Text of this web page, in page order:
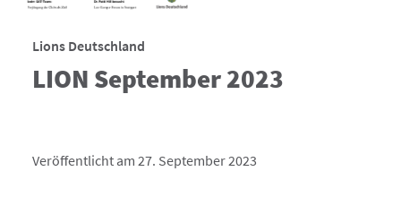
Lions Deutschland
LION September 2023
Veröffentlicht am 27. September 2023